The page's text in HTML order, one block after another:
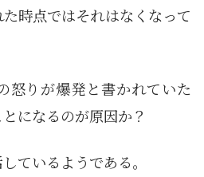
時点ではそれはなくなって
怒りが爆発と書かれていた
になるのが原因か？
ているようである。